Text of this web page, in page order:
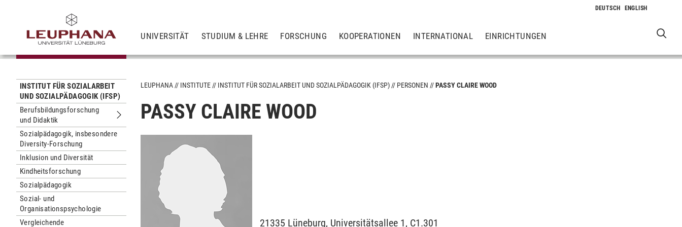
UNIVERSITÄT STUDIUM & LEHRE FORSCHUNG KOOPERATIONEN INTERNATIONAL EINRICHTUNGEN
INSTITUT FÜR SOZIALARBEIT
UND SOZIALPÄDAGOGIK (IFSP)
Berufsbildungsforschung
und Didaktik
Untermenu Berufsbildungsforschung und Didaktik
Sozialpädagogik, insbesondere
Diversity-Forschung
Inklusion und Diversität
Kindheitsforschung
Sozialpädagogik
Sozial- und
Organisationspsychologie
Vergleichende
LEUPHANA INSTITUTE INSTITUT FÜR SOZIALARBEIT UND SOZIALPÄDAGOGIK (IFSP) PERSONEN PASSY CLAIRE WOOD
PASSY CLAIRE WOOD
21335 Lüneburg, Universitätsallee 1, C1.301